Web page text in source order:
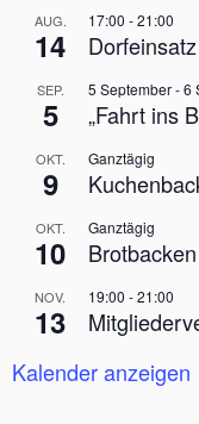
AUG.
14
17:00 -21:00
SEP.
5
5 September-6
„Fahrt ins
OKT.
9
Ganztägig
OKT.
10
Ganztägig
NOV.
13
19:00 -21:00
Kalender anzeigen